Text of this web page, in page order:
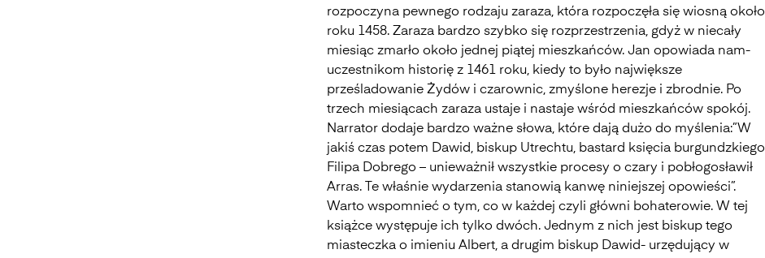
rozpoczyna pewnego rodzaju zaraza, która rozpoczęła się wiosną około
roku 1458. Zaraza bardzo szybko się rozprzestrzenia, gdyż w niecały
miesiąc zmarło około jednej piątej mieszkańców. Jan opowiada nam-
uczestnikom historię z 1461 roku, kiedy to było największe
prześladowanie Żydów i czarownic, zmyślone herezje i zbrodnie. Po
trzech miesiącach zaraza ustaje i nastaje wśród mieszkańców spokój.
Narrator dodaje bardzo ważne słowa, które dają dużo do myślenia:”W
jakiś czas potem Dawid, biskup Utrechtu, bastard księcia burgundzkiego
Filipa Dobrego – unieważnił wszystkie procesy o czary i pobłogosławił
Arras. Te właśnie wydarzenia stanowią kanwę niniejszej opowieści”.
Warto wspomnieć o tym, co w każdej czyli główni bohaterowie. W tej
książce występuje ich tylko dwóch. Jednym z nich jest biskup tego
miasteczka o imieniu Albert, a drugim biskup Dawid- urzędujący w